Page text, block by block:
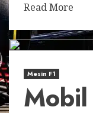
Read More
Mesin F1